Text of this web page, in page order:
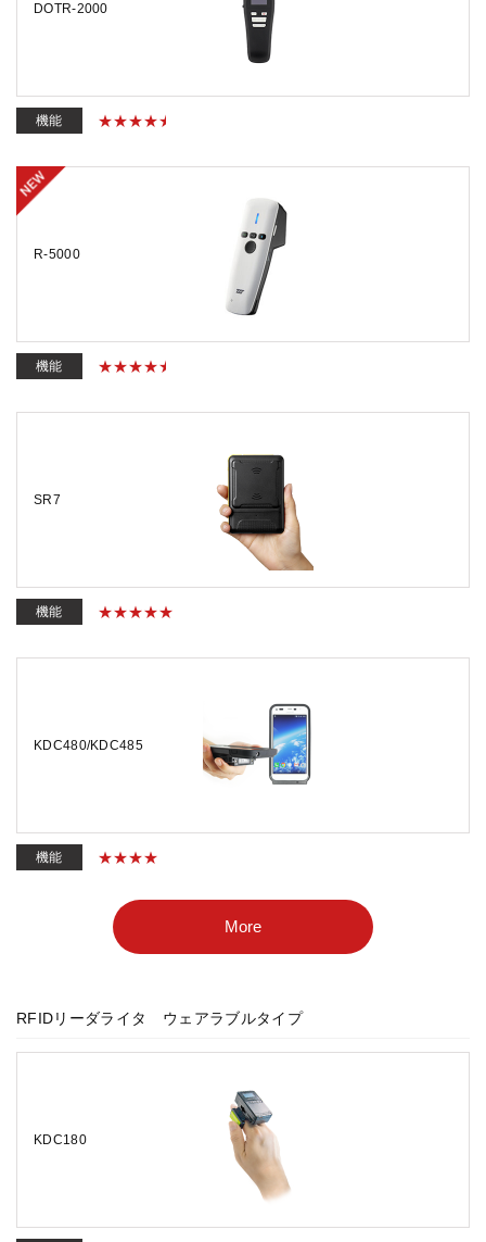
DOTR-2000
機能
R-5000
機能
SR7
機能
KDC480/KDC485
機能
More
RFIDリーダライタ ウェアラブルタイプ
KDC180